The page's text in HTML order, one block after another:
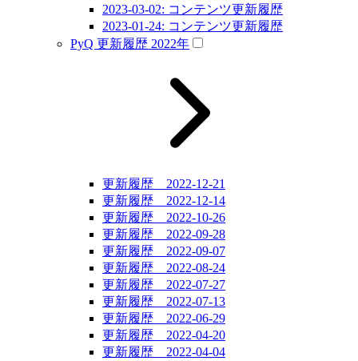
2023-03-02: コンテンツ更新履歴
2023-01-24: コンテンツ更新履歴
PyQ 更新履歴 2022年
更新履歴 2022-12-21
更新履歴 2022-12-14
更新履歴 2022-10-26
更新履歴 2022-09-28
更新履歴 2022-09-07
更新履歴 2022-08-24
更新履歴 2022-07-27
更新履歴 2022-07-13
更新履歴 2022-06-29
更新履歴 2022-04-20
更新履歴 2022-04-04